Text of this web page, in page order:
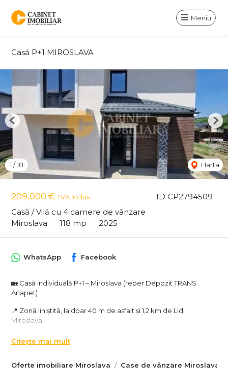
Meniu
Casă P+1 MIROSLAVA
ID CP2794509
209,000 € TVA inclus
Casă / Vilă cu 4 camere de vânzare
Miroslava
118 mp 2025
1 /18 Harta
Previous
Oferte imobiliare Miroslava Case de vânzare Miroslava
WhatsApp Facebook
🏡 Casă individuală P+1 – Miroslava (reper Depozit TRANS
Anapet)
📍 Zonă liniștită, la doar 40 m de asfalt și 1,2 km de Lidl
Miroslava
Cabinet Imobiliar vă propune spre vânzare o casă individuală
modernă, bine compartimentată și amplasată într-o zonă de
puncte de interes din Miroslava.
Citește mai mult